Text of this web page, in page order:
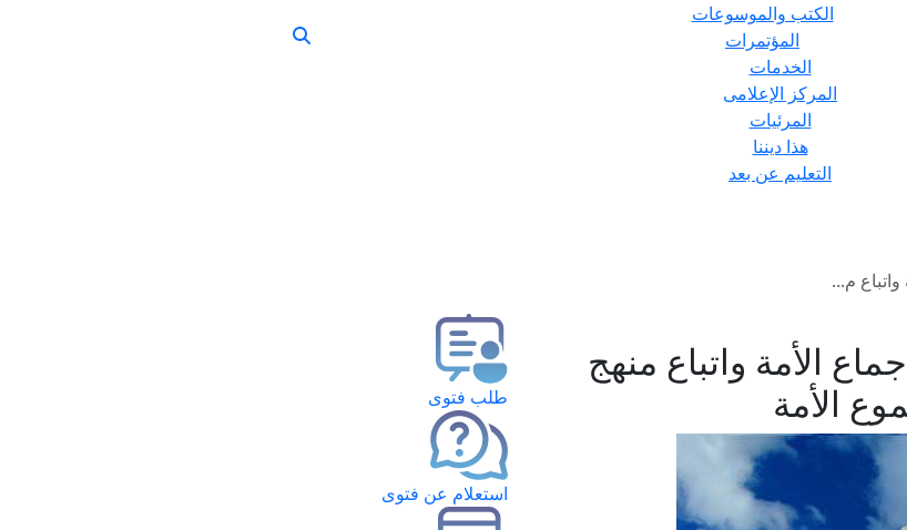
الكتب والموسوعات
المؤتمرات
الخدمات
المركز الإعلامى
المرئيات
هذا ديننا
التعليم عن بعد
م...
الأمة واتباع منهج
الأمة
طلب فتوى
استعلام عن فتوى